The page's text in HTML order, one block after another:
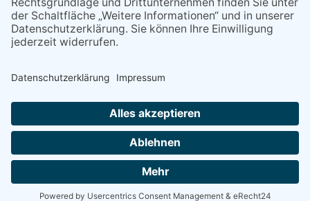
04.02.2026
Plastikersparnis durch Nutzung
von Gelber Tonne statt Säcken
NACH OBEN
Alle Rechte vorbehalten - Eppsteiner Zeitung Druck- und Verlags-
GmbH
Powered bynative:media.